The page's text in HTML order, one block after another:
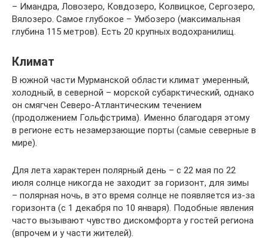
– Имандра, Ловозеро, Ковдозеро, Колвицкое, Сергозеро,
Вялозеро. Самое глубокое – Умбозеро (максимальная
глубина 115 метров). Есть 20 крупных водохранилищ.
Климат
В южной части Мурманской области климат умеренный,
холодный, в северной – морской субарктический, однако
он смягчен Северо-Атлантическим течением
(продолжением Гольфстрима). Именно благодаря этому
в регионе есть незамерзающие порты (самые северные в
мире).
Для лета характерен полярный день – с 22 мая по 22
июля солнце никогда не заходит за горизонт, для зимы
– полярная ночь, в это время солнце не появляется из-за
горизонта (с 1 декабря по 10 января). Подобные явления
часто вызывают чувство дискомфорта у гостей региона
(впрочем и у части жителей).